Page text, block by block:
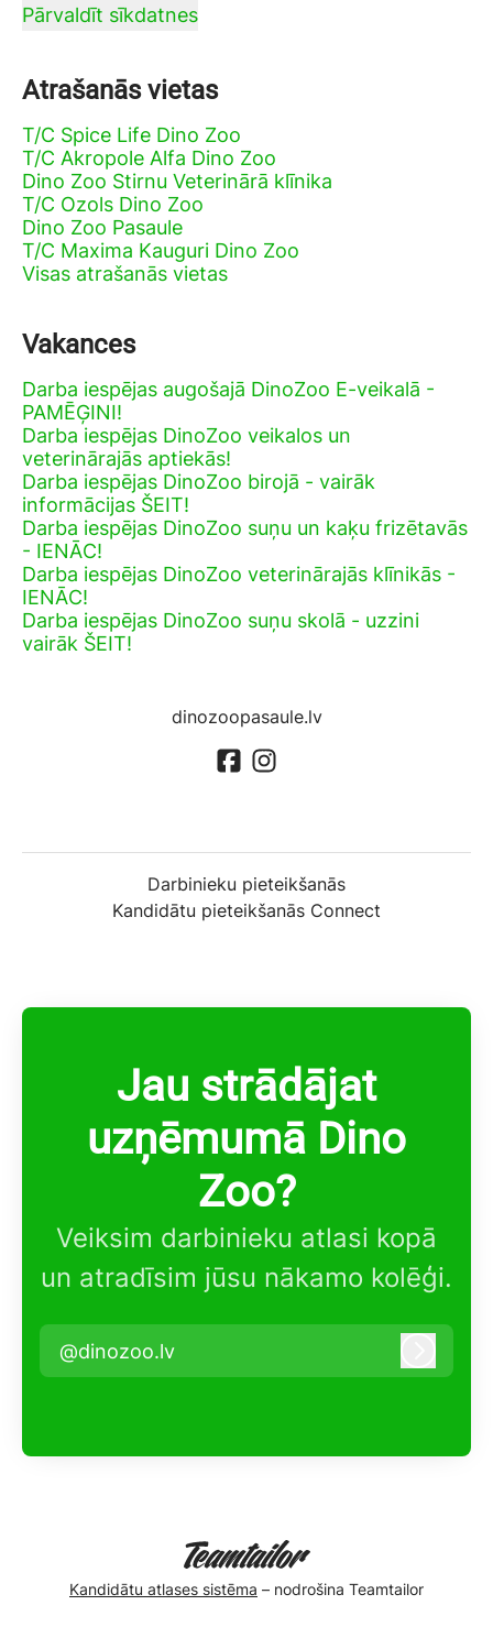
Pārvaldīt sīkdatnes
Atrašanās vietas
T/C Spice Life Dino Zoo
T/C Akropole Alfa Dino Zoo
Dino Zoo Stirnu Veterinārā klīnika
T/C Ozols Dino Zoo
Dino Zoo Pasaule
T/C Maxima Kauguri Dino Zoo
Visas atrašanās vietas
Vakances
Darba iespējas augošajā DinoZoo E-veikalā -
PAMĒĢINI!
Darba iespējas DinoZoo veikalos un
veterinārajās aptiekās!
Darba iespējas DinoZoo birojā - vairāk
informācijas ŠEIT!
Darba iespējas DinoZoo suņu un kaķu frizētavās
- IENĀC!
Darba iespējas DinoZoo veterinārajās klīnikās -
IENĀC!
Darba iespējas DinoZoo suņu skolā - uzzini
vairāk ŠEIT!
dinozoopasaule.lv
Darbinieku pieteikšanās
Kandidātu pieteikšanās Connect
Jau strādājat
uzņēmumā Dino
Zoo?
Veiksim darbinieku atlasi kopā
un atradīsim jūsu nākamo kolēģi.
@dinozoo.lv
Kandidātu atlases sistēma – nodrošina Teamtailor